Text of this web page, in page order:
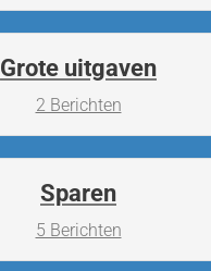
Grote uitgaven
2 Berichten
Sparen
5 Berichten